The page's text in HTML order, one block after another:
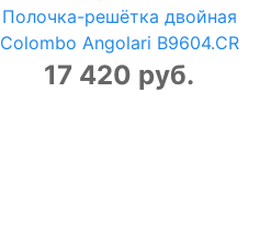
Полочка-решётка двойная
Colombo Angolari B9604.CR
17 420 руб.